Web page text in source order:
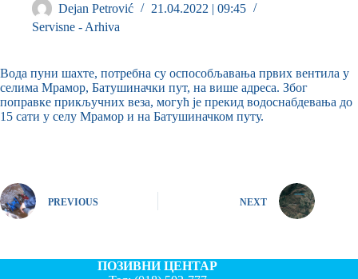
Dejan Petrović
21.04.2022 | 09:45
Servisne - Arhiva
Вода пуни шахте, потребна су оспособљавања првих вентила у
селима Мрамор, Батушиначки пут, на више адреса. Због
поправке прикључних веза, могућ је прекид водоснабдевања до
15 сати у селу Мрамор и на Батушиначком путу.
PREVIOUS NEXT
ПОЗИВНИ ЦЕНТАР